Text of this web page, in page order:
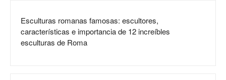
Esculturas romanas famosas: escultores,
características e importancia de 12 increíbles
esculturas de Roma